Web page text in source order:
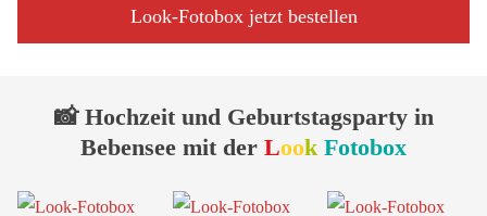
Look-Fotobox jetzt bestellen
📸 Hochzeit und Geburtstagsparty in
Bebensee mit der Look Fotobox